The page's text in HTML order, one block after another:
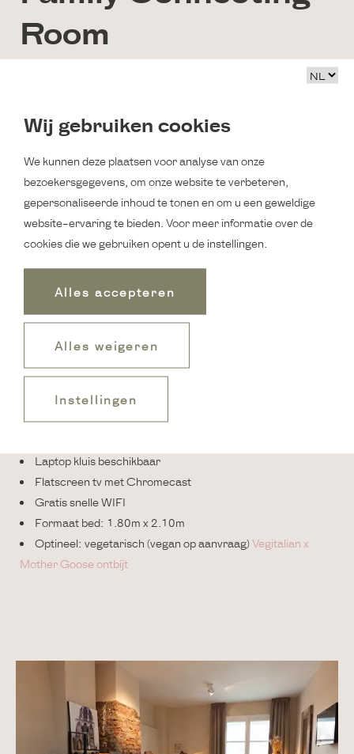
Room
Large Goose kamers die aan elkaar verbonden zijn middels
kamer met een afmeting van 21 tot 25 m2 en ze zijn stuk voor
stuk uniek; in deze kamers zijn veel eeuwenoude en
karakteristieke elementen verwerkt. Slaapcomfort vinden wij
heel belangrijk en daarom zijn onze bedden met zorg
geselecteerd.
Dit kamertype is er in de kleuren wit, grijs en bruin.
Tribes koffie en Bradley's Piramini Fairtrade Leaf Tea
Laptop kluis beschikbaar
Flatscreen tv met Chromecast
Gratis snelle WIFI
Formaat bed: 1.80m x 2.10m
Optineel: vegetarisch (vegan op aanvraag)Vegitalian x
Mother Goose ontbijt
Wij gebruiken cookies
We kunnen deze plaatsen voor analyse van onze
bezoekersgegevens, om onze website te verbeteren,
gepersonaliseerde inhoud te tonen en om u een geweldige
website-ervaring te bieden. Voor meer informatie over de
cookies die we gebruiken opent u de instellingen.
Alles accepteren
Alles weigeren
Instellingen